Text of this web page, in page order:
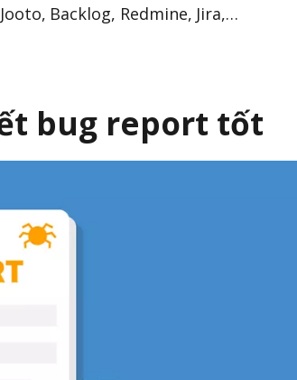
Backlog, Redmine, Jira,…
bug report tốt